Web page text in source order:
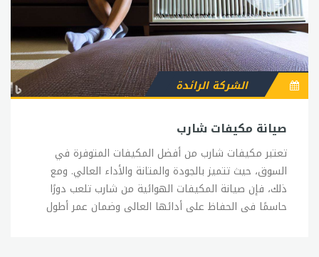
صيانة مكيفات شارب
الشركة الرائدة
تعتبر مكيفات شارب من أفضل المكيفات المتوفرة في السوق، حيث تتميز بالجودة والمتانة والأداء العالي. ومع ذلك، فإن صيانة المكيفات الهوائية من شارب تلعب دورًا حاسمًا في الحفاظ على أدائها العالي وضمان عمر أطول للجهاز. فيما يلي بعض النصائح العامة لصيانة مكيفات شارب: 1- تنظيف الفلتر: يجب تنظيف فلتر الهواء بانتظام، حيث يتراكم الغبار والشوائب فيه ويؤثر ذلك على جودة الهواء المنبعث من المكيف. 2- تنظيف المكثف: يجب تنظيف المكثف بانتظام أيضًا، حيث يتراكم الغبار والأوساخ فيه ويقوم المكيف بتبريد الهواء بشكل أقل كلما زاد تراكم الأوساخ. 3- فحص الأنابيب: يجب فحص الأنابيب الموجودة في المكيف بانتظام للتأكد من عدم وجود أي تسريبات أو انسدادات. 4- فحص الكابلات الكهربائية: يجب فحص الكابلات الكهربائية بانتظام للتأكد من عدم وجود أي تلف أو تشقق فيها. 5- الصيانة الدورية: يجب تنفيذ صيانة دورية للمكيف من قبل فني مختص للتأكد من سلامة الجهاز وصلاحيته للاستخدام. 6- تركيب الجهاز بشكل صحيح: يجب تركيب المكيف بشكل صحيح وفقًا للإرشادات الموجودة في دليل المستخدم، حيث أن التركيب الخاطئ يؤثر على أداء الجهاز. 7- تفعيل الوضع الاقتصادي: يوفر الوضع الاقتصادي في المكيف من شارب استهلاكًا أقل للطاقة ويساعد على توفير المال على فواتير الكهرباء. 8- الحفاظ على درجة الحرارة المناسبة: يجب الحفاظ على درجة الحرارة المناسبة في الغرفة وعدم تشغيل المكيف على درجة حرارة منخفضة جدًا، حيث أن هذا يؤثر على أداء الجهاز ويزيد من استهلاك الطاقة. في النهاية، يجب الحرص على صيانة مكيف شارب بانتظام لضمان أدائه العالي وتوفير المال على المدى الطويل. وإذا كان لديك أي مشاكل في مكيف شارب، فمن الأفضل الاتصال بفني مختص لإجراء الصيانة اللازمة.صيانة تكييفات شاربتكييفات شارب هي من أفضل التكييفات الموجودة في السوق، وتتميز بالجودة والمتانة والأداء العالي. ومن أجل الحفاظ على أداء التكييف العالي وضمان عمر أطول للجهاز، يجب الحرص على صيانته بانتظام. فيما يلي بعض النصائح العامة لصيانة تكييفات شارب: 1- تنظيف الفلتر: يجب تنظيف فلتر الهواء بانتظام، حيث يتراكم الغبار والشوائب فيه ويؤثر ذلك على جودة الهواء المنبعث من التكييف. 2- تنظيف المكثف: يجب تنظيف المكثف بانتظام أيضًا، حيث يتراكم الغبار والأوساخ فيه ويقوم التكييف بتبريد الهواء بشكل أقل كلما زاد تراكم الأوساخ. 3- فحص الأنابيب: يجب فحص الأنابيب الموجودة في التكييف بانتظام للتأكد من عدم وجود أي تسريبات أو انسدادات. 4- فحص الكابلات الكهربائية: يجب فحص الكابلات الكهربائية بانتظام للتأكد من عدم وجود أي تلف أو تشقق فيها. 5- الصيانة الدورية: يجب تنفيذ صيانة دورية للتكييف من قبل فني مختص للتأكد من سلامة الجهاز وصلاحيته للاستخدام. 6- تركيب الجهاز بشكل صحيح: يجب تركيب التكييف بشكل صحيح وفقًا للإرشادات الموجودة في دليل المستخدم، حيث أن التركيب الخاطئ يؤثر على أداء الجهاز. 7- تفعيل الوضع الاقتصادي: يوفر الوضع الاقتصادي في التكييف من شارب استهلاكًا أقل للطاقة ويساعد على توفير المال على فواتير الكهرباء. 8- الحفاظ على درجة الحرارة المناسبة: يجب الحفاظ على درجة الحرارة المناسبة في الغرفة وعدم تشغيل التكييف على درجة حرارة منخفضة جدًا، حيث أن هذا يؤثر على أداء الجهاز ويزيد من استهلاك الطاقة. في النهاية، يجب الحرص على صيانة تكييف شارب بانتظام لضمان أدائه العالي وتوفير المال على المدى الطويل. وإذا كان لديك أي مشاكل في تكييف شارب، فمن الأفضل الاتصال بفني مختص لإجراء الصيانة اللازمة.توكيل تكييف شاربتعتبر شركة شارب من أفضل الشركات المصنعة للتكييفات في السوق، وتتميز بالجودة والمتانة والأداء العالي. ومن أجل الحفاظ على أداء التكييف العالي وضمان عمر أطول للجهاز، يجب الحرص على الصيانة الدورية للتكييف، ويمكن ذلك من خلال التواصل مع توكيل تكييف شارب. توكيل تكييف شارب هو مركز خدمة معتمد من شركة شارب، ويقدم خدمات الصيانة والإصلاح لجميع أنواع التكييفات من شارب. ويعمل توكيل تكييف شارب بفريق من الفنيين المدربين على أعلى مستوى، ويستخدمون أحدث الأدوات والتقنيات في عمليات الصيانة والإصلاح. يتميز توكيل تكييف شارب بالتزامه الدائم بتقديم أفضل خدمة لعملائه، حيث يوفر خدمة الصيانة في المواعيد المحددة وبأسعار معقولة. ويتم تقديم خدمة ما بعد البيع الممتازة لضمان رضا العملاء و حل أي مشكلات أو استفسارات لديهم. بالإضافة إلى ذلك، يقوم توكيل تكييف شارب بتوفير قطع الغيار الأصلية لجميع أنواع التكييفات من شارب، ويضمن توفير الأجزاء الأصلية والتي تحمل ضمان الشركة المصنعة، وذلك لضمان عملية الصيانة والإصلاح بشكل سليم ومضمون. بالنسبة للعملاء الذين يواجهون مشاكل في تكييفات شارب، يمكنهم التواصل مع توكيل تكييف شارب عبر الهاتف أو البريد الإلكتروني، وتحديد موعد لزيارة الفنيين لإجراء الصيانة اللازمة. كما يمكن الاستعانة بخدمة الصيانة المنزلية، حيث يقوم الفني بزيارة المنزل لإجراء الصيانة والإصلاح في مكان العميل. في النهاية، يعد توكيل تكييف شارب خيارًا ممتازًا للعملاء الذين يرغبون في الحفاظ على أداء التكييف العالي وضمان عمر أطول للجهاز، حيث يقدم الصيانة والإصلاح بأعلى مستوى من الجودة والاحترافية.خدمة عملاء تكييف شاربتقدم شركة شارب خدمة عملاء ممتازة لجميع عملائها، وتتميز بالاستجابة السريعة للمشاكل والاستفسارات وتوفير الحلول الفعالة لها. وتهدف خدمة عملاء تكييف شارب إلى توفير تجربة عملاء مريحة وسهلة، وتلبية جميع احتياجاتهم ومتطلباتهم. يمكن الوصول إلى خدمة عملاء تكييف شارب عن طريق الاتصال بالرقم المجاني المخصص للدعم الفني، أو عن طريق البريد الإلكتروني أو الدردشة المباشرة على الموقع الرسمي للشركة. ويتم توفير خدمة العملاء على مدار 24 ساعة في اليوم و 7 أيام في الأسبوع، وتضم فريقاً من المتخصصين في مجال التكييفات الذين يمكنهم تقديم المشورة والنصح حول المشاكل التي يواجهها العملاء. تقدم خدمة عملاء تكييف شارب العديد من الخدمات المهمة للعملاء، مثل توفير المعلومات حول المنتجات والخدمات المقدمة، وتقديم النصائح والإرشادات حول كيفية استخدام التكييف بشكل صحيح والحفاظ عليه، وحل المشاكل والاستفسارات وتوفير الدعم الفني اللازم. كما تقدم خدمة عملاء تكييف شارب خدمة ما بعد البيع الممتازة، حيث يتم تلبية جميع احتياجات العملاء بعد الشراء، وتقديم الدعم والمساعدة في حالة وجود أي مشاكل مع المنتجات. وتقوم الشركة بتقديم الصيانة والإصلاح للتكييفات، وتوفير قطع الغيار الأصلية للتكييفات المصنعة من قبل شركة شارب. في النهاية، تعد خدمة عملاء تكييف شارب خدمة ممتازة ومتكاملة، حيث يتم تلبية جميع احتياجات العملاء بشكل فعال وسريع، وتوفير الدعم والمساعدة لهم في أي وقت وأي مكان. وتضمن هذه الخدمة تجربة عملاء مريحة وسهلة، ورضا العملاء عن منتجات شركة شارب.رقم تركيب تكييف شاربلا يوجد رقم تركيب محدد لتكييف شارب، حيث يتم تحديد طريقة التركيب والتوصيل حسب نوع التكييف ومواصفاته، ويتم ذلك من قبل فنيي التركيب المختصين. وعادة ما يتم توفير خدمة التركيب والتوصيل من قبل الوكيل الرسمي لشركة شارب في المنطقة، ويتم ذلك بواسطة فنيي التركيب المدربين على أعلى مستوى والذين يمتلكون الخبرة اللازمة لتركيب التكييفات بشكل صحيح وآمن. يتم تحديد تكلفة التركيب والتوصيل بناءً على عدة عوامل، مثل نوع التكييف ومواصفاته ومكان التركيب وغيرها من العوامل. ويتم تقديم عروض الأسعار والتكاليف من قبل الوكيل الرسمي لشركة شارب، ويمكن للعملاء الاتصال بالوكيل للاستفسار حول تكلفة التركيب والتوصيل. يجب الحرص على تركيب التكييف بشكل صحيح وآمن، حيث إذا تم التركيب بشكل غير صحيح فقد يؤدي ذلك إلى أضرار في التكييف وخطر على سلامة الأشخاص والممتلكات. ولذلك، يجب الحرص على الاتصال بالوكيل الرسمي لشركة شارب لتوفير خدمة التركيب والتوصيل، والتأكد من أن الفني المختص قام بتركيب التكييف بشكل صحيح ومطابق للمواصفات الفنية المطلوبة.صيانة شارب تكييفتعتبر صيانة التكييفات من الأمور الهامة للحفاظ على أدائها الجيد وتأمين عمر أطول للجهاز. وتقدم شركة شارب خدمة صيانة تكييفاتها بشكل متخصص وفعال، حيث تقوم الشركة بتوفير خدمة الصيانة عن طريق فريق من الفنيين المدربين على أعلى مستوى والذين يعملون على تقديم خدمة صيانة ممتازة للتكييفات. تشمل خدمة صيانة شارب تكييف عدة نقاط مهمة، مثل التحقق من كفاءة التبريد وضغط الغاز ودرجة حرارة المكثف والمبخر، وكذلك فحص الفلاتر وتنظيفها واستبدالها في حالة الحاجة. كما تشمل خدمة الصيانة أيضاً فحص وتنظيف الأجزاء الداخلية للتكييف والتأكد من عمل جميع الأجزاء بشكل صحيح. يجب الحرص على إجراء صيانة دورية للتكييف بشكل منتظم، حيث يوصى بإجراء صيانة كل ستة أشهر أو عامين على الأقل، وذلك للحفاظ على أداء التكييف بشكل مثالي وتجنب حدوث أي مشاكل أو أعطال في الجهاز. وفي حالة وجود أي مشكلة أو خلل في التكييف، يجب الاتصال بفريق الصيانة المختص للتحقق من المشكلة وإصلاحها بشكل سريع وفعال. يمكن للعملاء الحصول على خدمة صيانة شارب تكييف عن طريق الاتصال بالوكيل الرسمي لشركة شارب في المنطقة، وتحديد موعد للصيانة حسب الحاجة. كما يمكن التواصل مع خدمة العملاء للحصول على المزيد من المعلومات حول خدمة الصيانة والإجراءات المطلوبة للحفاظ على أداء التكييف بشكل مثالي. في النهاية، تعد خدمة صيانة شارب تكييف خدمة ممتازة وضرورية للحفاظ على أداء التكييف بشكل جيد وتجنب حدوث أي مشاكل أو أعطال في الجهاز، وتضمن توفير تجربة استخدام مريحة وموثوقة للعملاء.رقم صيانة تكييف شاربيمكن للعملاء الحصول على خدمة صيانة تكييف شارب عن طريق الاتصال بالوكيل الرسمي لشركة شارب في المنطقة، حيث يتم توفير خدمة الصيانة والإصلاح عن طريق فريق من الفنيين المدربين على أعلى مستوى والذين يعملون على تقديم خدمة صيانة ممتازة للتكييفات. ولا يوجد رقم صيانة تكييف شارب محدد، حيث يتم تحديد طريقة الاتصال بفريق الصيانة وتحديد موعد الصيانة وفقاً للوكيل الرسمي في المنطقة. ويمكن الحصول على معلومات عن رقم الوكيل الرسمي لشركة شارب في المنطقة عن طريق الاتصال بخدمة العملاء الخاصة بالشركة. عادةً ما يتم توفير خدمة الصيانة والإصلاح من قبل الوكيل الرسمي لشركة شارب في المنطقة، ويمكن للعملاء الاتصال بالوكيل لتحديد موعد للصيانة وتحديد الإجراءات المطلوبة للحفاظ على أداء التكييف بشكل مثالي وتجنب حدوث أي مشاكل أو أعطال في الجهاز. يجب الحرص على إجراء صيانة دورية للتكييف بشكل منتظم، حيث يوصى بإجراء صيانة كل ستة أشهر أو عامين على الأقل، وذلك للحفاظ على أداء التكييف بشكل مثالي وتجنب حدوث أي مشاكل أو أعطال في الجهاز. وفي حالة وجود أي مشكلة أو خلل في التكييف، يجب الاتصال بفريق الصيانة المختص للتحقق من المشكلة وإصلاحها بشكل سريع وفعال. في النهاية، يمكن للعملاء الحصول على خدمة صيانة تكييف شارب عن طريق الاتصال بالوكيل الرسمي لشركة شارب في المنطقة، وتحديد موعد للصيانة وفقاً للإجراءات المطلوبة للحفاظ على أداء التكييف بشكل مثالي وتجنب حدوث أي مشاكل أو أعطال في الجهاز.خدمة عملاء شارب تكييفتهتم شركة شارب بتقديم خدمة عملاء ممتازة ومتميزة لعملائها، وتوفر الشركة فريق دعم فني مدرب على أعلى مستوى لتقديم الدعم الفني والإجابة على جميع الاستفسارات والمشاكل التي يمكن أن يواجهها العملاء. يمكن الاتصال بخدمة عملاء شارب تكييف عن طريق الاتصال بالرقم المخصص الذي يتم توفيره على موقع الشركة أو على الفواتير، وسيتم توجيه العميل للفريق المختص لتقديم الدعم الفني اللازم. تقدم خدمة عملاء شارب تكييف العديد من الخدمات المميزة، مثل توفير المعلومات والإجابة على الاستفسارات المتعلقة بالتكييف وخدمات الصيانة والإصلاح والضمان، وكذلك حل المشاكل التي يواجهها العملاء وتقديم الاقتراحات والنصائح لتحسين استخدام التكييف. ويمكن لخدمة عملاء شارب تكييف توفير الدعم الفني عن بعد للمساعدة في حل المشاكل والأعطال التي يمكن أن يواجهها العملاء، وذلك من خلال الاتصال بفريق الدعم الفني